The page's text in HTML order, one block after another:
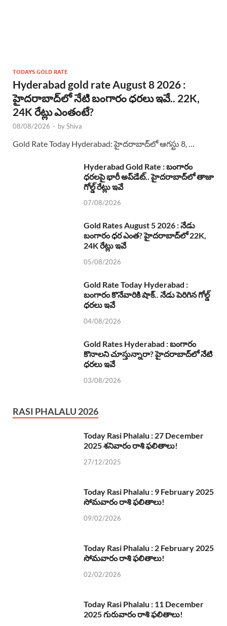
TODAYS GOLD RATE
Hyderabad gold rate August 8 2026 :
హైదరాబాద్‌లో నేటి బంగారం ధరలు ఇవే.. 22K,
24K రేట్లు ఎంతంటే?
08/08/2026 - byShiva
Gold Rate Today Hyderabad: హైదరాబాద్‌లో ఆగస్టు 8, …
Hyderabad Gold Rate : బంగారం
ధరలపై భారీ అప్‌డేట్.. హైదరాబాద్‌లో తాజా
గోల్డ్ రేట్లు ఇవే
07/08/2026
Gold Rates August 5 2026 : నేడు
బంగారం ధర ఎంత? హైదరాబాద్‌లో 22K,
24K రేట్లు ఇవే
05/08/2026
Gold Rate Today Hyderabad :
బంగారం కొనేవారికి షాక్.. నేడు పెరిగిన గోల్డ్
ధరలు ఇవే
04/08/2026
Gold Rates Hyderabad : బంగారం
కొనాలని చూస్తున్నారా? హైదరాబాద్‌లో నేటి
ధరలు ఇవే
03/08/2026
RASI PHALALU 2026
Today Rasi Phalalu : 27 December
2025 శనివారం రాశి ఫలితాలు!
27/12/2025
Today Rasi Phalalu : 9 February 2025
సోమవారం రాశి ఫలితాలు!
09/02/2026
Today Rasi Phalalu : 2 February 2025
సోమవారం రాశి ఫలితాలు!
02/02/2026
Today Rasi Phalalu : 11 December
2025 గురువారం రాశి ఫలితాలు!